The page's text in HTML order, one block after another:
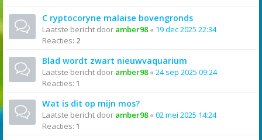
C ryptocoryne malaise bovengronds
Laatste bericht door amber98« 19 dec 2025 22:34
Reacties: 2
Blad wordt zwart nieuwvaquarium
Laatste bericht door amber98« 24 sep 2025 09:24
Reacties: 1
Wat is dit op mijn mos?
Laatste bericht door amber98« 02 mei 2025 14:24
Reacties: 1